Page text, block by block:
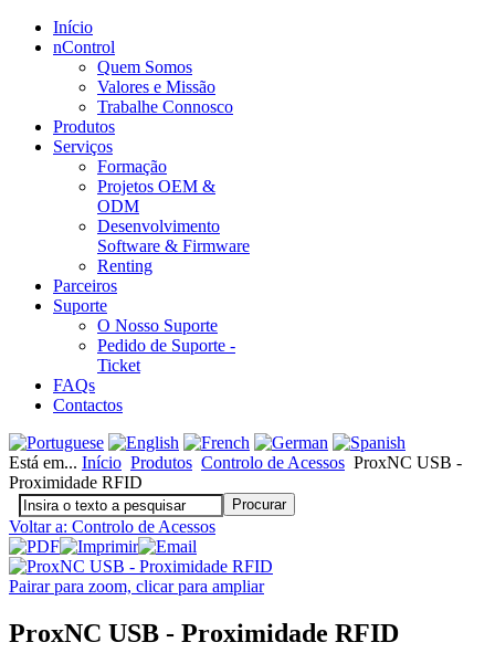
Início
nControl
Quem Somos
Valores e Missão
Trabalhe Connosco
Produtos
Serviços
Formação
Projetos OEM &
ODM
Desenvolvimento
Software & Firmware
Renting
Parceiros
Suporte
O Nosso Suporte
Pedido de Suporte -
Ticket
FAQs
Contactos
Está em... Início Produtos Controlo de Acessos ProxNC USB -
Proximidade RFID
Voltar a: Controlo de Acessos
Pairar para zoom, clicar para ampliar
ProxNC USB - Proximidade RFID